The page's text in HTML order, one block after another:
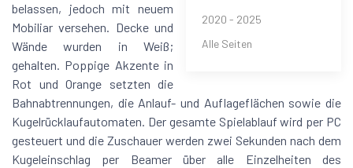
2020 - 2025
Alle Seiten
belassen, jedoch mit neuem
Mobiliar versehen. Decke und
Wände wurden in Weiß;
gehalten. Poppige Akzente in
Rot und Orange setzten die
Bahnabtrennungen, die Anlauf- und Auflageflächen sowie die
Kugelrücklaufautomaten. Der gesamte Spielablauf wird per PC
gesteuert und die Zuschauer werden zwei Sekunden nach dem
Kugeleinschlag per Beamer über alle Einzelheiten des